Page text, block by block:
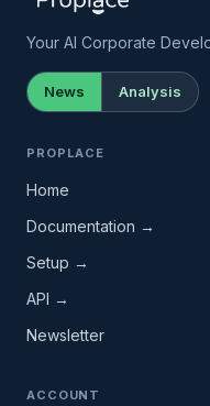
Your AI Corporate
News Analysis
PROPLACE
Home
Documentation →
Setup →
API →
Newsletter
ACCOUNT